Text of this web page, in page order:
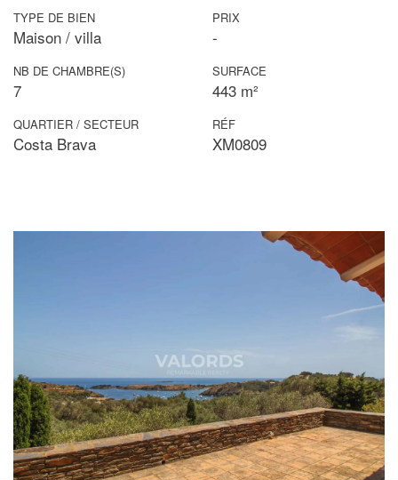
TYPE DE BIEN
Maison / villa
PRIX
-
NB DE CHAMBRE(S)
7
SURFACE
443 m²
QUARTIER / SECTEUR
Costa Brava
RÉF
XM0809